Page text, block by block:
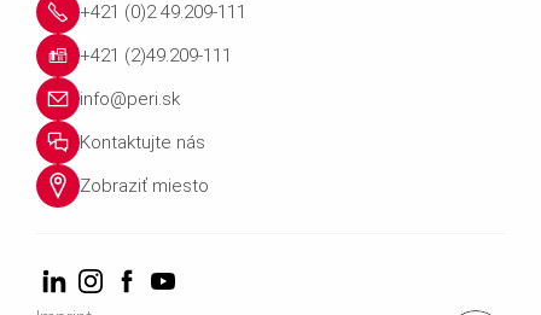
+421 (0)2 49.209-111
+421 (2)49.209-111
info@peri.sk
Kontaktujte nás
Zobraziť miesto